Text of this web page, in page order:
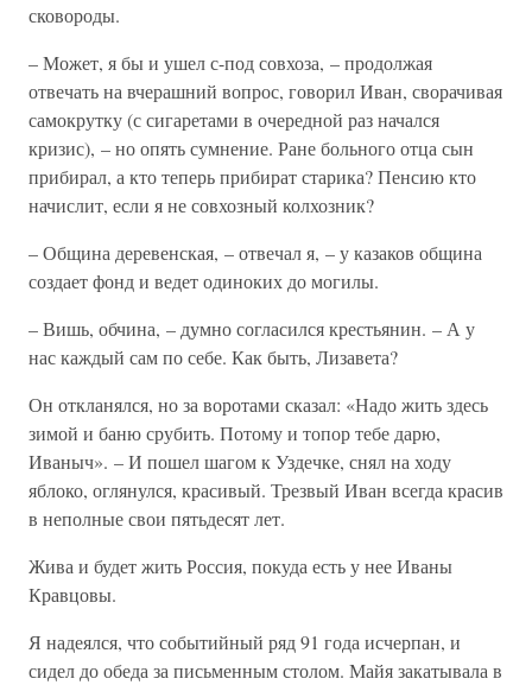
сковороды.
– Может, я бы и ушел с-под совхоза, – продолжая
отвечать на вчерашний вопрос, говорил Иван, сворачивая
самокрутку (с сигаретами в очередной раз начался
кризис), – но опять сумнение. Ране больного отца сын
прибирал, а кто теперь прибират старика? Пенсию кто
начислит, если я не совхозный колхозник?
– Община деревенская, – отвечал я, – у казаков община
создает фонд и ведет одиноких до могилы.
– Вишь, обчина, – думно согласился крестьянин. – А у
нас каждый сам по себе. Как быть, Лизавета?
Он откланялся, но за воротами сказал: «Надо жить здесь
зимой и баню срубить. Потому и топор тебе дарю,
Иваныч». – И пошел шагом к Уздечке, снял на ходу
яблоко, оглянулся, красивый. Трезвый Иван всегда красив
в неполные свои пятьдесят лет.
Жива и будет жить Россия, покуда есть у нее Иваны
Кравцовы.
Я надеялся, что событийный ряд 91 года исчерпан, и
сидел до обеда за письменным столом. Майя закатывала в